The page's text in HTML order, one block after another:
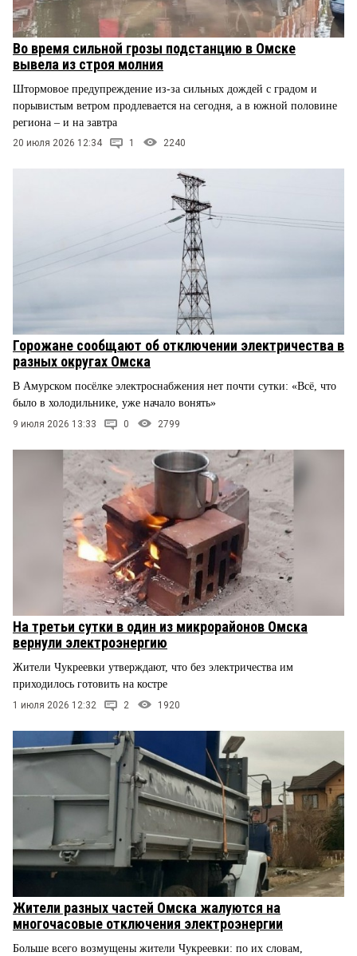
Во время сильной грозы подстанцию в Омске
вывела из строя молния
Штормовое предупреждение из-за сильных дождей с градом и
порывистым ветром продлевается на сегодня, а в южной половине
региона – и на завтра
20 июля 2026 12:34 1 2240
Горожане сообщают об отключении электричества в
разных округах Омска
В Амурском посёлке электроснабжения нет почти сутки: «Всё, что
было в холодильнике, уже начало вонять»
9 июля 2026 13:33 0 2799
На третьи сутки в один из микрорайонов Омска
вернули электроэнергию
Жители Чукреевки утверждают, что без электричества им
приходилось готовить на костре
1 июля 2026 12:32 2 1920
Жители разных частей Омска жалуются на
многочасовые отключения электроэнергии
Больше всего возмущены жители Чукреевки: по их словам,